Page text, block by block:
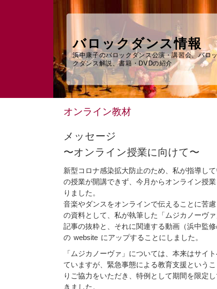
バロックダンス情報
浜中康子のバロックダンス公演・講習会、バロ
クダンス解説、書籍・DVDの紹介
オンライン教材
メッセージ
〜オンライン授業に向けて〜
新型コロナ感染拡大防止のため、私が指導し
の授業が開講できず、今月からオンライン授
りました。
音楽やダンスをオンラインで伝えることに苦
の資料として、私が執筆した「ムジカノーヴ
記事の抜粋と、それに関連する動画（浜中監
の website にアップすることにしました。
「ムジカノーヴァ」については、本来はサイ
ていますが、緊急事態による教育支援という
りご協力をいただき、特例として期間を限定
きました。